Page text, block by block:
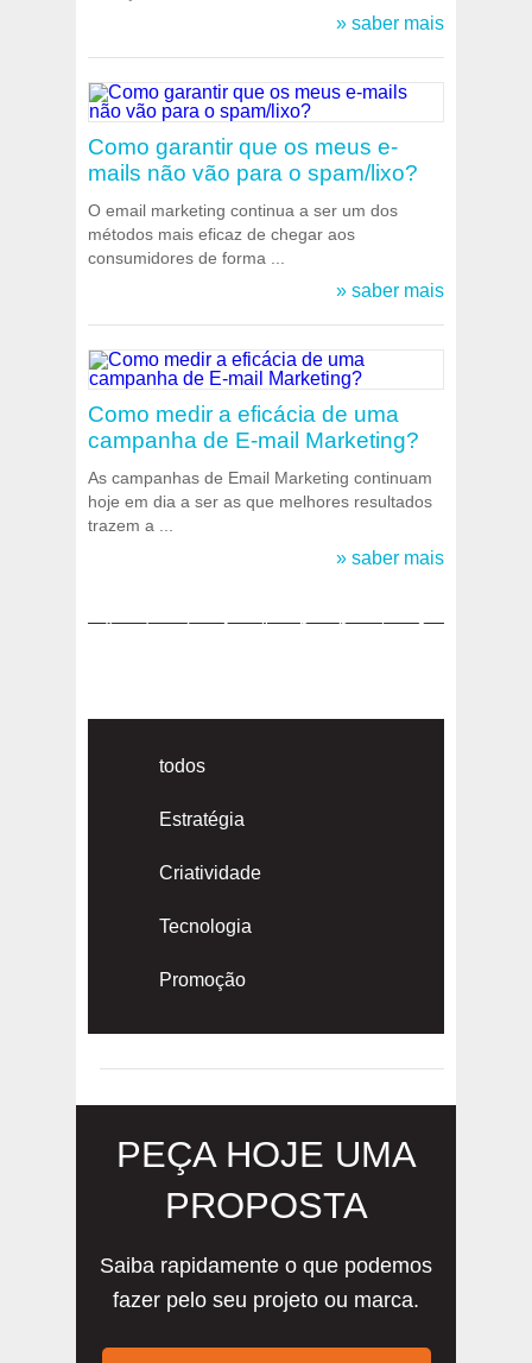
» saber mais
Como garantir que os meus e-
mails não vão para o spam/lixo?
O email marketing continua a ser um dos
métodos mais eficaz de chegar aos
consumidores de forma ...
» saber mais
Como medir a eficácia de uma
campanha de E-mail Marketing?
As campanhas de Email Marketing continuam
hoje em dia a ser as que melhores resultados
trazem a ...
» saber mais
« 1 2 3 4 5 6 7 8
todos
Estratégia
Criatividade
Tecnologia
Promoção
PEÇA HOJE UMA
PROPOSTA
Saiba rapidamente o que podemos
fazer pelo seu projeto ou marca.